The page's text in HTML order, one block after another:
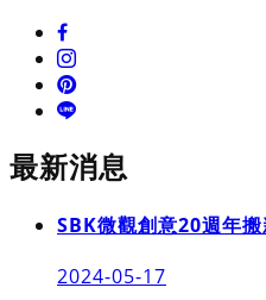
最新消息
SBK微觀創意20週年
2024-05-17